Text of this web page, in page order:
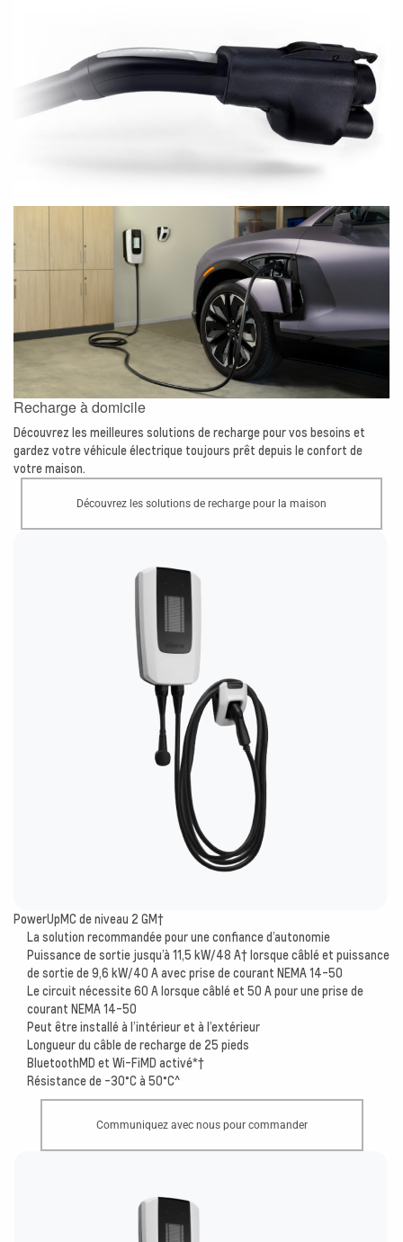
Recharge à domicile
Découvrez les meilleures solutions de recharge pour vos besoins et
gardez votre véhicule électrique toujours prêt depuis le confort de
votre maison.
Découvrez les solutions de recharge pour la maison
PowerUpMC de niveau 2 GM†
La solution recommandée pour une confiance d’autonomie
Puissance de sortie jusqu’à 11,5 kW/48 A† lorsque câblé et puissance
de sortie de 9,6 kW/40 A avec prise de courant NEMA 14-50
Le circuit nécessite 60 A lorsque câblé et 50 A pour une prise de
courant NEMA 14-50
Peut être installé à l’intérieur et à l’extérieur
Longueur du câble de recharge de 25 pieds
BluetoothMD et Wi-FiMD activé*†
Résistance de -30°C à 50°C^
Communiquez avec nous pour commander